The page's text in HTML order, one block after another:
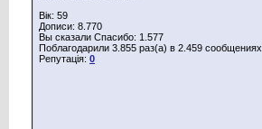
Вік: 59
Дописи: 8.770
Вы сказали Спасибо: 1.577
Поблагодарили 3.855 раз(а) в 2.459 сообщениях
Репутація: 0